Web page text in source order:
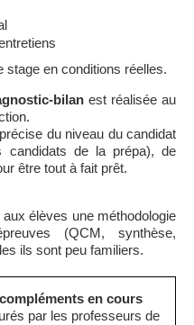
stage en conditions réelles.
bilan est réalisée au
du niveau du candidat
candidats de la prépa), de
être tout à fait prêt.
élèves une méthodologie
(QCM, synthèse,
ils sont peu familiers.
en cours
par les professeurs de